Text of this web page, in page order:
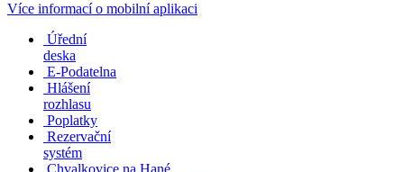
Více informací o mobilní aplikaci
Úřední
deska
E-Podatelna
Hlášení
rozhlasu
Poplatky
Rezervační
systém
Chvalkovice na Hané